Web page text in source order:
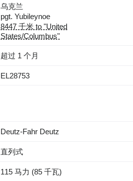
乌克兰
pgt. Yubileynoe
8447 千米 to "United
States/Columbus"
超过 1 个月
EL28753
Deutz-Fahr Deutz
直列式
115 马力 (85 千瓦)